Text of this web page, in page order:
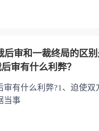
审和一裁终局的区别
审有什么利弊？
审有什么利弊?1、迫使双
当事